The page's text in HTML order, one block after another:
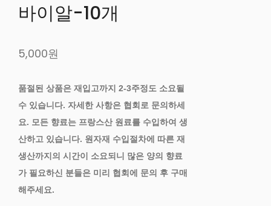
바이알-10개
5,000원
품절된 상품은 재입고까지 2-3주정도 소요될
수 있습니다. 자세한 사항은 협회로 문의하세
요. 모든 향료는 프랑스산 원료를 수입하여 생
산하고 있습니다. 원자재 수입절차에 따른 재
생산까지의 시간이 소요되니 많은 양의 향료
가 필요하신 분들은 미리 협회에 문의 후 구매
해주세요.